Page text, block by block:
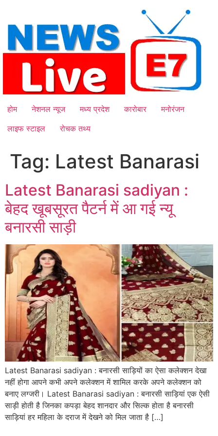
content
होम नेशनल न्यूज मध्य प्रदेश कारोबार
मनोरंजन
लाइफ स्टाइल
रोचक तथ्य
Tag: Latest Banarasi
Latest Banarasi sadiyan :
बेहद खूबसूरत पैटर्न में आ गई न्यू
बनारसी साड़ी
Latest Banarasi sadiyan : बनारसी साड़ियों का ऐसा कलेक्शन देखा
नहीं होगा आपने कभी अपने कलेक्शन में शामिल करके अपने कलेक्शन को
बनाए लग्जरी। Latest Banarasi sadiyan : बनारसी साड़ियां एक ऐसी
साड़ी होती है जिनका कपड़ा बेहद शानदार और सिल्क होता है बनारसी
साड़ियां हर महिला के दराज में देखने को मिल जाता है […]